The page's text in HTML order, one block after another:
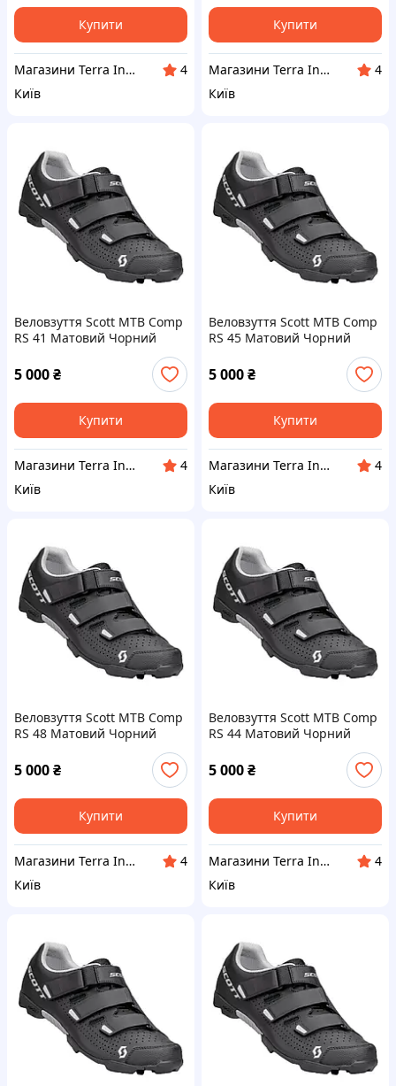
Купити
Магазини Terra Incognita
4
Київ
Купити
Магазини Terra Incognita
4
Київ
Веловзуття Scott MTB Comp
RS 41 Матовий Чорний
5 000₴
Купити
Магазини Terra Incognita
4
Київ
Веловзуття Scott MTB Comp
RS 45 Матовий Чорний
5 000₴
Купити
Магазини Terra Incognita
4
Київ
Веловзуття Scott MTB Comp
RS 48 Матовий Чорний
5 000₴
Купити
Магазини Terra Incognita
4
Київ
Веловзуття Scott MTB Comp
RS 44 Матовий Чорний
5 000₴
Купити
Магазини Terra Incognita
4
Київ